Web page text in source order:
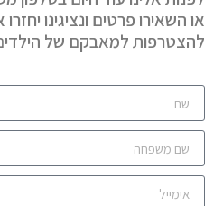
או השאירו פרטים ונציגינו
להצטרפות למאבקם של